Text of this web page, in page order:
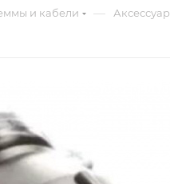
и кабели —